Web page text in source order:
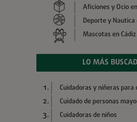
Aficiones y Ocio
Deporte y Nautica
Mascotas en Cádiz
LO MÁS
Cuidadoras y niñeras
Cuidado de personas
Cuidadoras de niños